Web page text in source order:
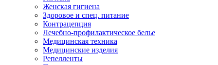
Женская гигиена
Здоровое и спец. питание
Контрацепция
Лечебно-профилактическое белье
Медицинская техника
Медицинские изделия
Репелленты